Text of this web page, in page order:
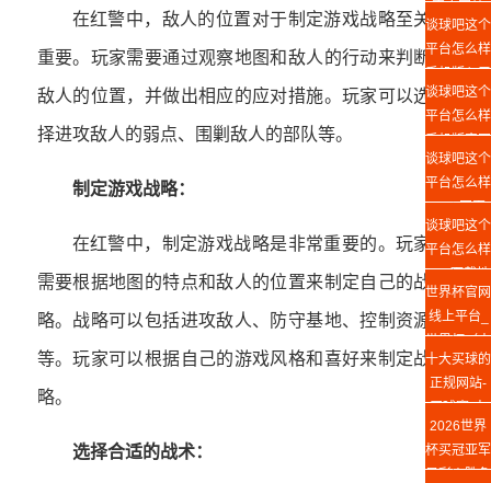
在红警中，敌人的位置对于制定游戏战略至关
重要。玩家需要通过观察地图和敌人的行动来判断
敌人的位置，并做出相应的应对措施。玩家可以选
择进攻敌人的弱点、围剿敌人的部队等。
制定游戏战略：
在红警中，制定游戏战略是非常重要的。玩家
需要根据地图的特点和敌人的位置来制定自己的战
略。战略可以包括进攻敌人、防守基地、控制资源
等。玩家可以根据自己的游戏风格和喜好来制定战
略。
选择合适的战术：
官方网站
谈球吧这个
平台怎么样
手机版入口
谈球吧这个
平台怎么样
手机版官网
谈球吧这个
平台怎么样
Web网页
版
谈球吧这个
平台怎么样
app下载地
址
世界杯官网
线上平台_
世界杯（中
国）
十大买球的
正规网站-
买球赛(中
国)官方网
站
2026世界
杯买冠亚军
足彩丨胜负